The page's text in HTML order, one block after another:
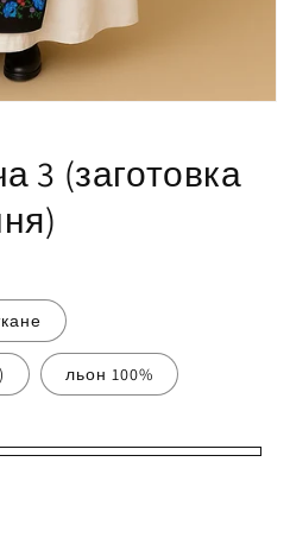
3 (заготовка
льон 100%